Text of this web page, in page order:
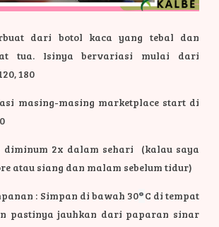
dari botol kaca yang tebal dan
tua. Isinya bervariasi mulai dari
180
masing-masing marketplace start di
diminum 2x dalam sehari (kalau saya
atau siang dan malam sebelum tidur)
: Simpan di bawah 30°C di tempat
pastinya jauhkan dari paparan sinar